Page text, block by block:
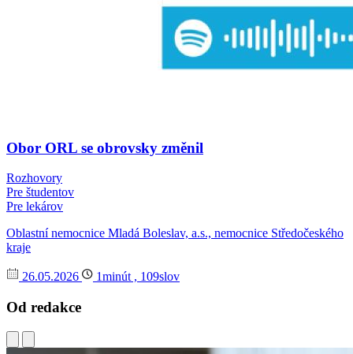
Obor ORL se obrovsky změnil
Rozhovory
Pre študentov
Pre lekárov
Oblastní nemocnice Mladá Boleslav, a.s., nemocnice Středočeského
kraje
26.05.2026 1minút , 109slov
Od redakce